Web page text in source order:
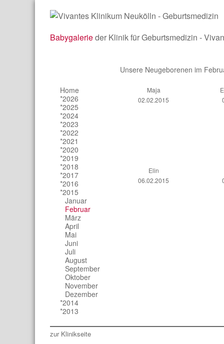
Babygalerieder Klinik für Geburtsmedizin -
Home
*2026
*2025
*2024
*2023
*2022
*2021
*2020
*2019
*2018
*2017
*2016
*2015
Januar
Februar
März
April
Mai
Juni
Juli
August
September
Oktober
November
Dezember
*2014
*2013
Unsere Neugeborenen im
Maja
02.02.2015
Elin
06.02.2015
zur Klinikseite